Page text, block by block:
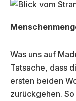
Was uns auf
Tatsache, dass
ersten beiden
zurückgehen.